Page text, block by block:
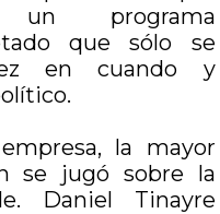
un programa
que sólo se
en cuando y
la mayor
se jugó sobre la
Daniel Tinayre